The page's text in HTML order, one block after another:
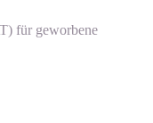
für geworbene